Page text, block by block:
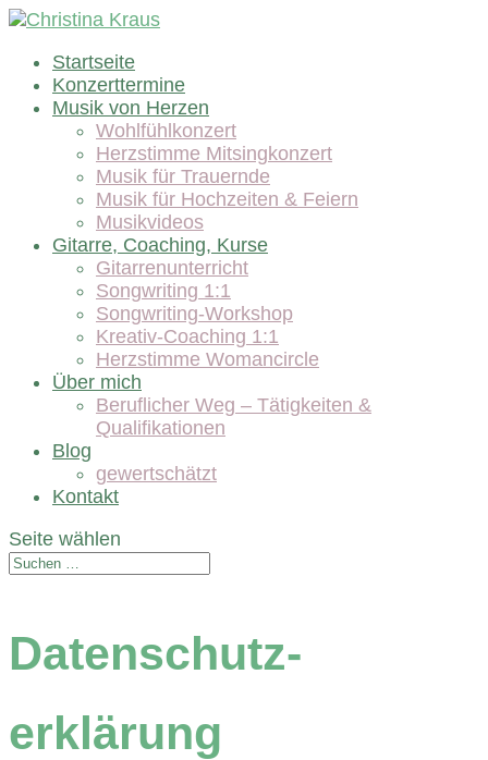
Startseite
Konzerttermine
Musik von Herzen
Wohlfühlkonzert
Herzstimme Mitsingkonzert
Musik für Trauernde
Musik für Hochzeiten & Feiern
Musikvideos
Gitarre, Coaching, Kurse
Gitarrenunterricht
Songwriting 1:1
Songwriting-Workshop
Kreativ-Coaching 1:1
Herzstimme Womancircle
Über mich
Beruflicher Weg – Tätigkeiten &
Qualifikationen
Blog
gewertschätzt
Kontakt
Seite wählen
Datenschutz­
erklärung